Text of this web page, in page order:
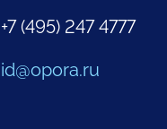
+7 (495) 247 4777
id@opora.ru